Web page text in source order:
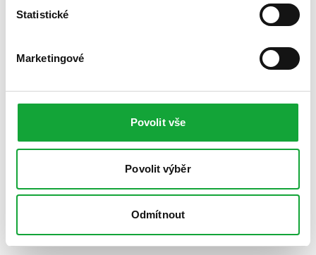
Statistické
Marketingové
Povolit vše
Povolit výběr
Odmítnout